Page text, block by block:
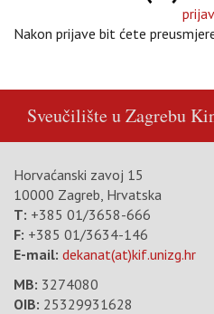
Nakon prijave bit ćete
Sveučilište u Zagrebu
Horvaćanski zavoj 15
10000 Zagreb, Hrvatska
T: +385 01/3658-666
F: +385 01/3634-146
E-mail: dekanat(at)kif.unizg.hr
MB: 3274080
OIB: 25329931628